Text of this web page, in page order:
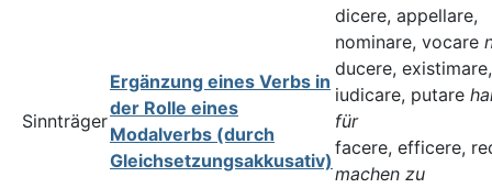
Sinnträger
Ergänzung eines Verbs in
der Rolle eines
Modalverbs (durch
Gleichsetzungsakkusativ)
dicere, appellare,
nominare, vocare
ducere, existimare,
iudicare, putare
für
facere, efficere,
machen zu